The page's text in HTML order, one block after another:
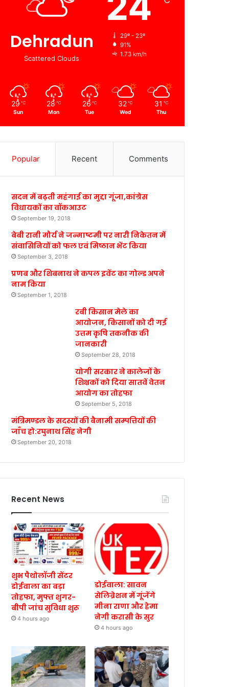
Dehradun
Scattered Clouds
29º - 23º
91%
1.73 km/h
29 ℃
Sun
28 ℃
Mon
26 ℃
Tue
32 ℃
Wed
31 ℃
Thu
Popular Recent Comments
सदन में बढ़ती महंगाई का मुद्दा गूंजा,कांग्रेस
विधायकों का वॉकआउट
September 19, 2018
बेबी रानी मौर्य ने जन्माष्टमी पर नारी निकेतन में
संवासिनियों को फल एवं मिष्ठान भेंट किया
September 3, 2018
प्रणब और शिबनाथ ने कपल इवेंट का गोल्ड अपने
नाम किया
September 1, 2018
रबी किसान मेले का
आयोजन, किसानों को दी गई
उत्तम कृषि तकनीक की
जानकारी
September 28, 2018
योगी सरकार ने कालेजों के
शिक्षकों को दिया सातवें वेतन
आयोग का तोहफा
September 5, 2018
मंत्रिमण्डल के सदस्यों की बैनामी सम्पत्तियों की
जाँच हो:रघुनाथ सिंह नेगी
September 20, 2018
Recent News
शुभ पैथोलॉजी सेंटर
डोईवाला का बड़ा
तोहफा, मुफ्त शुगर-
बीपी जांच सुविधा शुरू
4 hours ago
डोईवाला: सावन
सेलिब्रेशन में गूंजेंगे
मीना राणा और हेमा
नेगी करासी के सुर
4 hours ago